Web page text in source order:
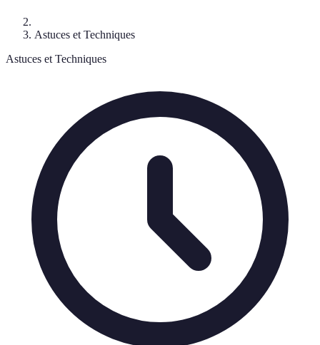
Astuces et Techniques
Astuces et Techniques